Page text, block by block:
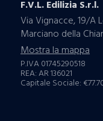
F.V.L. Edilizia S.r.l.
Via Vignacce, 19/A
Marciano della
Mostra la mappa
P.IVA 01745290518
REA: AR 136021
Capitale Sociale: